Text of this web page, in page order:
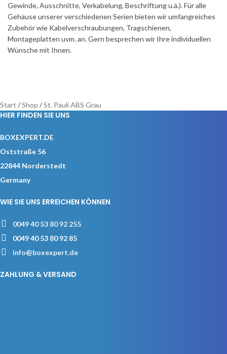
Gewinde, Ausschnitte, Verkabelung, Beschriftung u.ä.). Für alle
Gehäuse unserer verschiedenen Serien bieten wir umfangreiches
Zubehör wie Kabelverschraubungen, Tragschienen,
Montageplatten uvm. an. Gern besprechen wir Ihre individuellen
Wünsche mit Ihnen.
Start /Shop /St. Pauli ABS Grau
HIER FINDEN SIE UNS
BOXEXPERT.DE
Oststraße 56
22844 Norderstedt
Germany
WIE SIE UNS ERREICHEN KÖNNEN
0049 40 53 80 92 255
0049 40 53 80 92 85
info@boxexpert.de
ZAHLUNG & VERSAND